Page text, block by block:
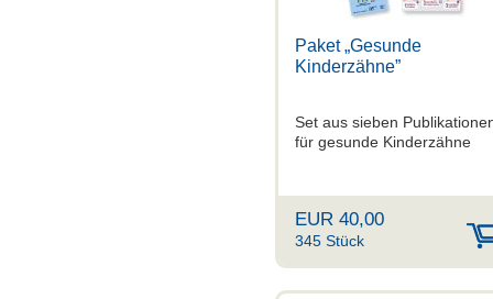
Paket „Gesunde
Kinderzähne”
Set aus sieben
für gesunde Kinderzähne
EUR 40,00
345 Stück